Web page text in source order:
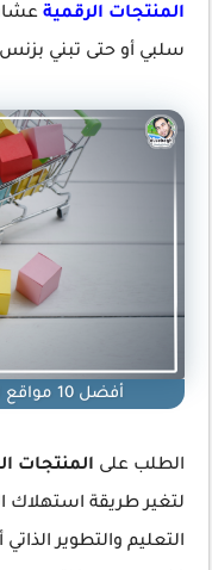
المنتجات الرقمية
سلبي أو حتى تبني
أفضل 10 مواقع لبيع المنتجات الرقمية بسهولة.
الطلب على المنتجات
لتغير طريقة استهلاك
التعليم والتطوير